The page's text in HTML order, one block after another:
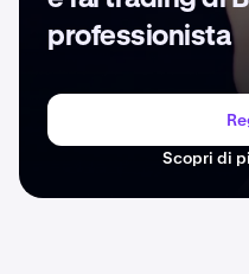
professionista
Scopri di